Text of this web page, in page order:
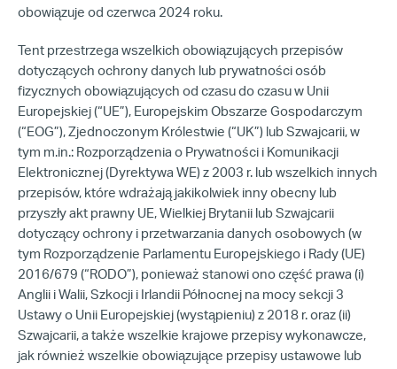
obowiązuje od czerwca 2024 roku.
Tent przestrzega wszelkich obowiązujących przepisów
dotyczących ochrony danych lub prywatności osób
fizycznych obowiązujących od czasu do czasu w Unii
Europejskiej (“UE”), Europejskim Obszarze Gospodarczym
(“EOG”), Zjednoczonym Królestwie (“UK”) lub Szwajcarii, w
tym m.in.: Rozporządzenia o Prywatności i Komunikacji
Elektronicznej (Dyrektywa WE) z 2003 r. lub wszelkich innych
przepisów, które wdrażają jakikolwiek inny obecny lub
przyszły akt prawny UE, Wielkiej Brytanii lub Szwajcarii
dotyczący ochrony i przetwarzania danych osobowych (w
tym Rozporządzenie Parlamentu Europejskiego i Rady (UE)
2016/679 (“RODO”), ponieważ stanowi ono część prawa (i)
Anglii i Walii, Szkocji i Irlandii Północnej na mocy sekcji 3
Ustawy o Unii Europejskiej (wystąpieniu) z 2018 r. oraz (ii)
Szwajcarii, a także wszelkie krajowe przepisy wykonawcze,
jak również wszelkie obowiązujące przepisy ustawowe lub